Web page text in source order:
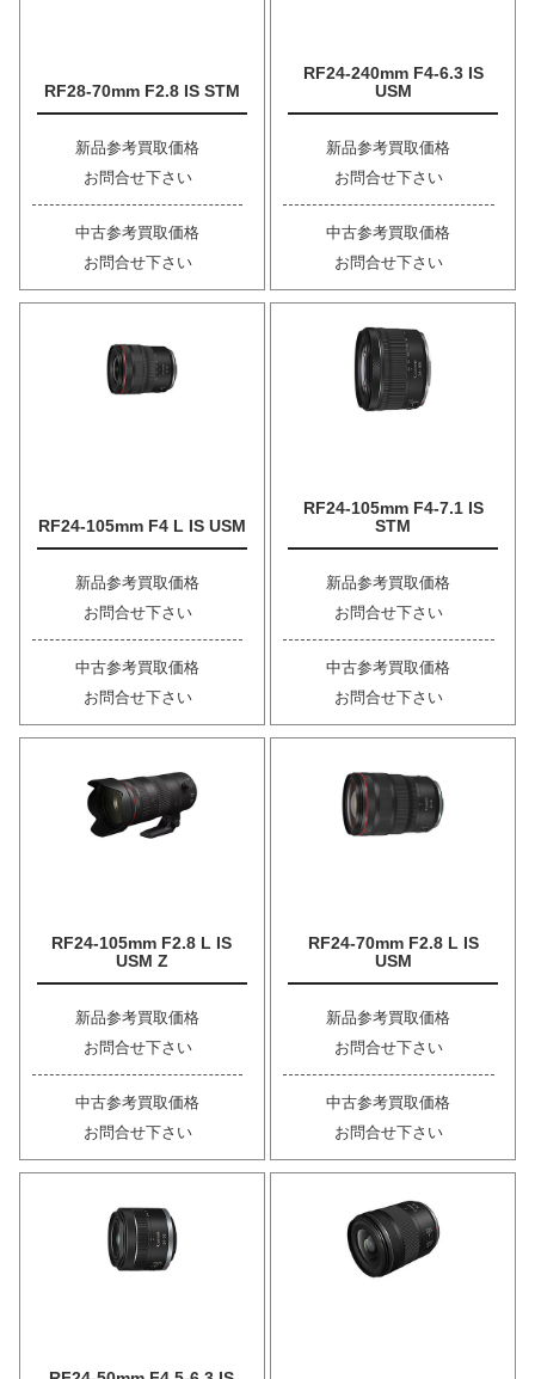
RF28-70mm F2.8 IS STM
新品参考買取価格
お問合せ下さい
中古参考買取価格
お問合せ下さい
RF24-240mm F4-6.3 IS
USM
新品参考買取価格
お問合せ下さい
中古参考買取価格
お問合せ下さい
RF24-105mm F4 L IS USM
新品参考買取価格
お問合せ下さい
中古参考買取価格
お問合せ下さい
RF24-105mm F4-7.1 IS
STM
新品参考買取価格
お問合せ下さい
中古参考買取価格
お問合せ下さい
RF24-105mm F2.8 L IS
USM Z
新品参考買取価格
お問合せ下さい
中古参考買取価格
お問合せ下さい
RF24-70mm F2.8 L IS
USM
新品参考買取価格
お問合せ下さい
中古参考買取価格
お問合せ下さい